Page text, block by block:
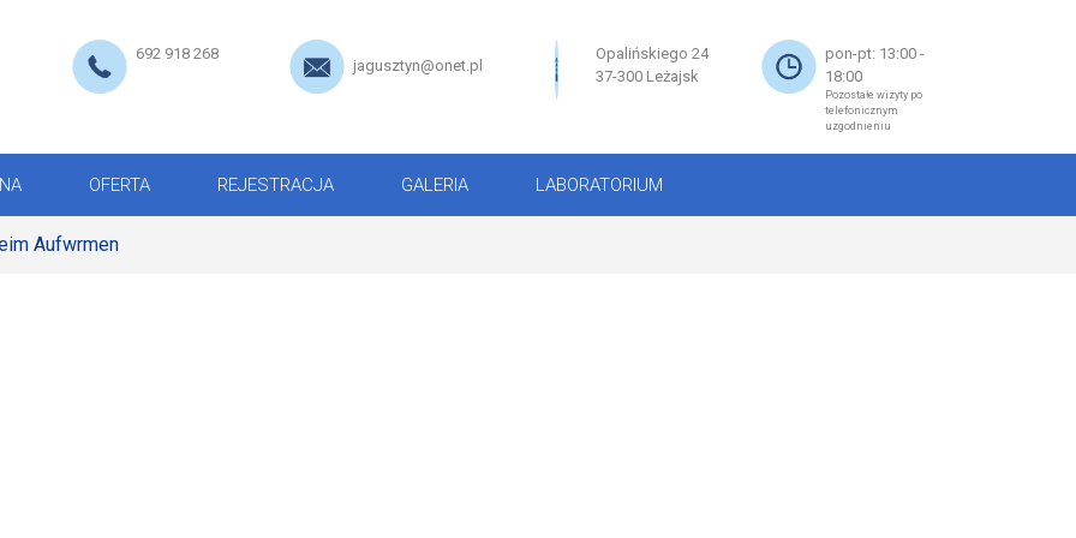
692 918 268
jagusztyn@onet.pl
Opalińskiego 24
37-300 Leżajsk
pon-pt: 13:00 -
18:00
Pozostałe wizyty po
telefonicznym
uzgodnieniu
OFERTA REJESTRACJA GALERIA LABORATORIUM
Aufwrmen